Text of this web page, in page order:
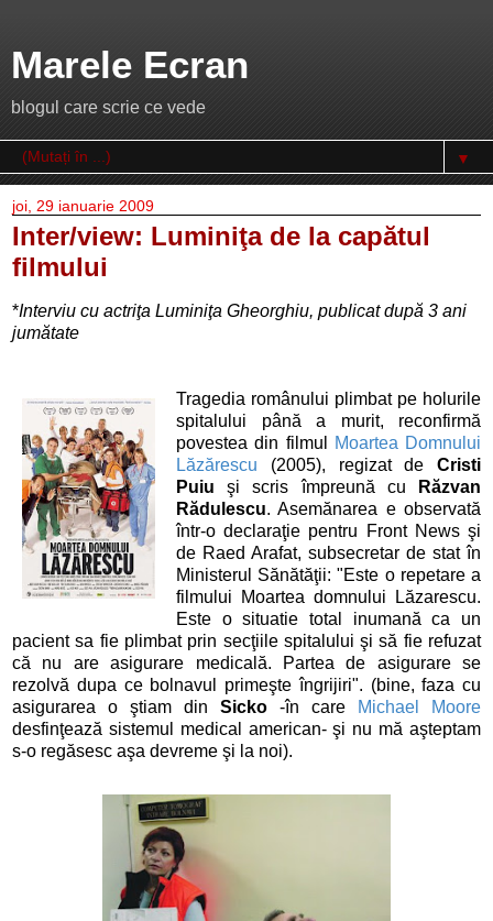
Marele Ecran
blogul care scrie ce vede
▼
joi, 29 ianuarie 2009
Inter/view: Luminiţa de la capătul
filmului
*Interviu cu actriţa Luminiţa Gheorghiu, publicat după 3 ani
jumătate
Tragedia românului plimbat pe holurile
spitalului până a murit, reconfirmă
povestea din filmul
Moartea Domnului
Lăzărescu (2005), regizat de Cristi
Puiu şi scris împreună cu
Răzvan
Rădulescu. Asemănarea e observată
într-o declaraţie pentru Front News şi
de Raed Arafat, subsecretar de stat în
Ministerul Sănătăţii: "Este o repetare a
filmului Moartea domnului Lăzarescu.
Este o situatie total inumană ca un
pacient sa fie plimbat prin secţiile spitalului şi să fie refuzat
că nu are asigurare medicală. Partea de asigurare se
rezolvă dupa ce bolnavul primeşte îngrijiri". (bine, faza cu
asigurarea o ştiam din Sicko -în care
Michael Moore
desfinţează sistemul medical american- şi nu mă aşteptam
s-o regăsesc aşa devreme şi la noi).